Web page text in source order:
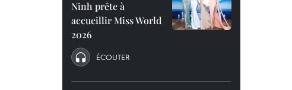
Ninh prête à
accueillir Miss World
2026
ÉCOUTER